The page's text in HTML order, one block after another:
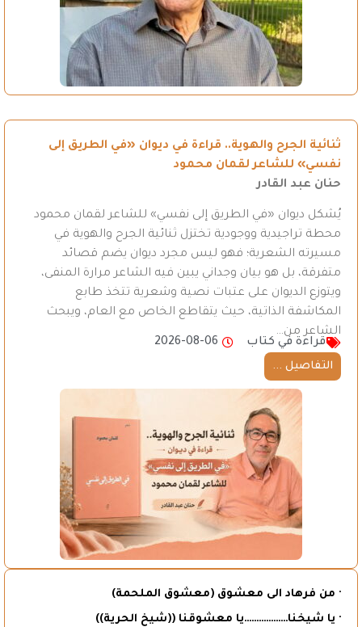
ثنائية الجرح والهوية.. قراءة في ديوان «في الطريق إلى
نفسي» للشاعر لقمان محمود
حنان عبد القادر
يُشكل ديوان «في الطريق إلى نفسي» للشاعر لقمان محمود
محطة تراجيدية ووجودية تختزل ثنائية الجرح والهوية في
مسيرته الشعرية؛ فهو ليس مجرد ديوان يضم قصائد
متفرقة، بل هو بيان وجداني يبين فيه الشاعر مرارة المنفى،
ويتوزع الديوان على عتبات نصية وشعرية تتخذ طابع
المكاشفة الذاتية، حيث يتقاطع الخاص مع العام، ويبحث
الشاعر من…
قراءة في كتاب
2026-08-06
التفاصيل ...
· من فرهاد الى معشوق (معشوق الملحمة)
· يا شيخنا………………يا معشوقنا ((شيخ الحرية))